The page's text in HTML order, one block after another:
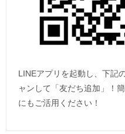
LINEアプリを起動し、下記
ャンして「友だち追加」！
にもご活用ください！